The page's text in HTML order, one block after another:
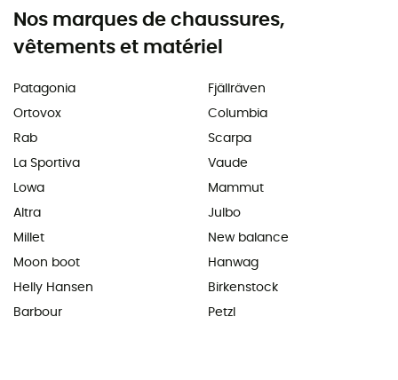
Nos marques de chaussures,
vêtements et matériel
Patagonia
Ortovox
Rab
La Sportiva
Lowa
Altra
Millet
Moon boot
Helly Hansen
Barbour
Fjällräven
Columbia
Scarpa
Vaude
Mammut
Julbo
New balance
Hanwag
Birkenstock
Petzl